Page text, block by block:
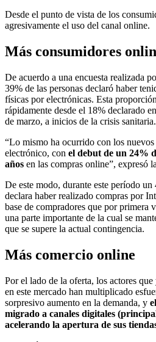
Desde el punto de vista de los
agresivamente el uso del canal online.
Más consumidores
De acuerdo a una encuesta realizada
39% de las personas declaró haber
físicas por electrónicas. Esta
rápidamente desde el 18% declarado
de marzo, a inicios de la crisis sanitaria.
“Lo mismo ha ocurrido con los
electrónico, con el debut de un 24%
años en las compras online”, expresó
De este modo, durante este período
declara haber realizado compras por
base de compradores que por primera
una parte importante de la cual se
que se supere la actual contingencia.
Más comercio online
Por el lado de la oferta, los actores que
en este mercado han multiplicado
sorpresivo aumento en la demanda, y
migrado a canales digitales
acelerando la apertura de sus